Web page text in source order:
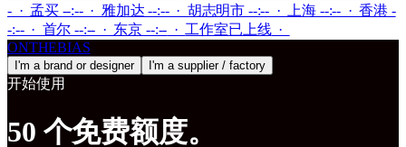
- · 孟买 --:-- · 雅加达 --:-- · 胡志明市 --:-- · 上海 --:-- · 香港 -
-:-- · 首尔 --:-- · 东京 --:-- · 工作室已上线·
ONTHEBIAS
I'm a brand or designer I'm a supplier / factory
开始使用
50 个免费额度。